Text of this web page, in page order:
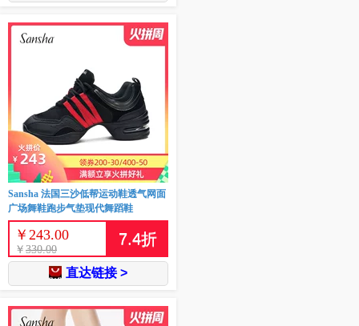
Sansha 法国三沙低帮运动鞋透气网面
广场舞鞋跑步气垫现代舞蹈鞋
￥ 243.00
￥ 330.00
7.4折
直达链接 >